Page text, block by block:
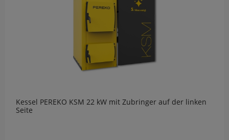
Kessel PEREKO KSM 22 kW mit Zubringer auf der linken
Seite